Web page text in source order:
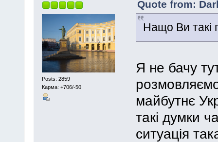
Posts: 2859
Карма: +706/-50
Quote from:
Нащо Ви такі
Я не бачу
майбутнє
такі думки
ситуація